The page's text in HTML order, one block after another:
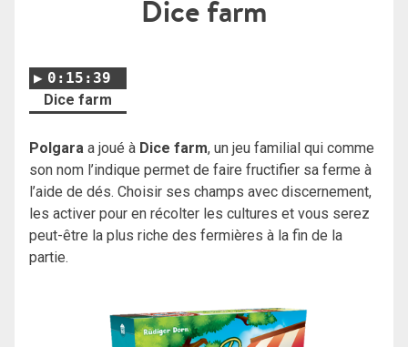
Dice farm
0:15:39
Dice farm
Polgara a joué à Dice farm, un jeu familial qui comme
son nom l’indique permet de faire fructifier sa ferme à
l’aide de dés. Choisir ses champs avec discernement,
les activer pour en récolter les cultures et vous serez
peut-être la plus riche des fermières à la fin de la
partie.